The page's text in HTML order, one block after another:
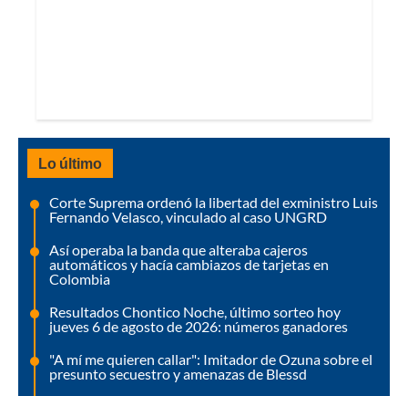
Lo último
Corte Suprema ordenó la libertad del exministro Luis
Fernando Velasco, vinculado al caso UNGRD
Así operaba la banda que alteraba cajeros
automáticos y hacía cambiazos de tarjetas en
Colombia
Resultados Chontico Noche, último sorteo hoy
jueves 6 de agosto de 2026: números ganadores
"A mí me quieren callar": Imitador de Ozuna sobre el
presunto secuestro y amenazas de Blessd